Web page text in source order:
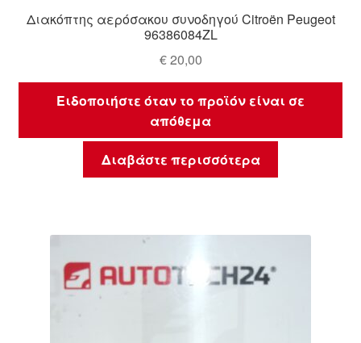
Διακόπτης αερόσακου συνοδηγού Citroën Peugeot
96386084ZL
€20,00
Ειδοποιήστε όταν το προϊόν είναι σε
απόθεμα
Διαβάστε περισσότερα